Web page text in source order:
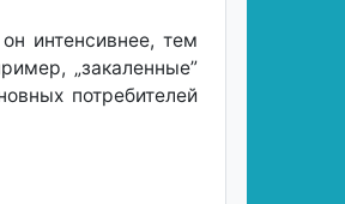
интенсивнее, тем
„закаленные”
потребителей